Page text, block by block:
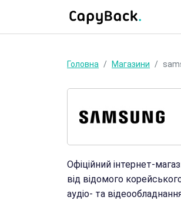
Головна Магазини
Офіційний інтернет-
від відомого
аудіо- та